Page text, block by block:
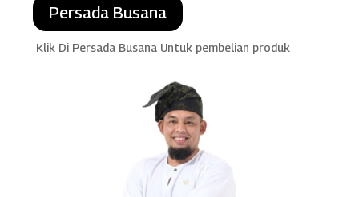
Persada Busana
Klik Di Persada Busana Untuk pembelian produk